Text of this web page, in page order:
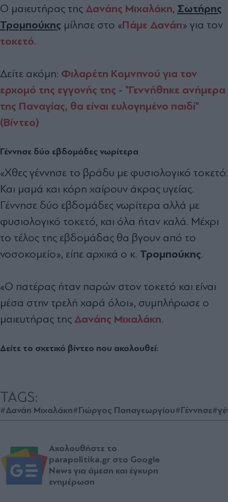
Ο μαιευτήρας της Δανάης Μιχαλάκη, Σωτήρης
Τρομπούκης μίλησε στο «Πάμε Δανάη» για τον
τοκετό.
Δείτε ακόμη: Φιλαρέτη Κομνηνού για τον
ερχομό της εγγονής της - "Γεννήθηκε ανήμερα
της Παναγίας, θα είναι ευλογημένο παιδί"
(Βίντεο)
Γέννησε δύο εβδομάδες νωρίτερα
«Χθες γέννησε το βράδυ με φυσιολογικό τοκετό.
Και μαμά και κόρη χαίρουν άκρας υγείας.
Γέννησε δύο εβδομάδες νωρίτερα αλλά με
φυσιολογικό τοκετό, και όλα ήταν καλά. Μέχρι
το τέλος της εβδομάδας θα βγουν από το
νοσοκομείο», είπε αρχικά ο κ. Τρομπούκης.
«Ο πατέρας ήταν παρών στον τοκετό και είναι
μέσα στην τρελή χαρά όλοι», συμπλήρωσε ο
μαιευτήρας της Δανάης Μιχαλάκη.
Δείτε το σχετικό βίντεο που ακολουθεί:
TAGS:
#Δανάη Μιχαλάκη#Γιώργος Παπαγεωργίου#Γέννησε
Ακολουθήστε το
parapolitika.gr στο Google
News για άμεση και έγκυρη
ενημέρωση